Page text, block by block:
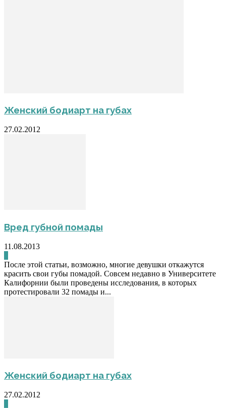
Женский бодиарт на губах
27.02.2012
Вред губной помады
11.08.2013
После этой статьи, возможно, многие девушки откажутся
красить свои губы помадой. Совсем недавно в Университете
Калифорнии были проведены исследования, в которых
протестировали 32 помады и...
Женский бодиарт на губах
27.02.2012